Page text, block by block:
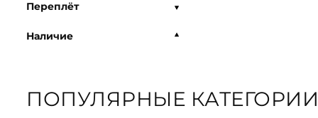
Переплёт
Наличие
ПОПУЛЯРНЫЕ КАТЕГОРИИ